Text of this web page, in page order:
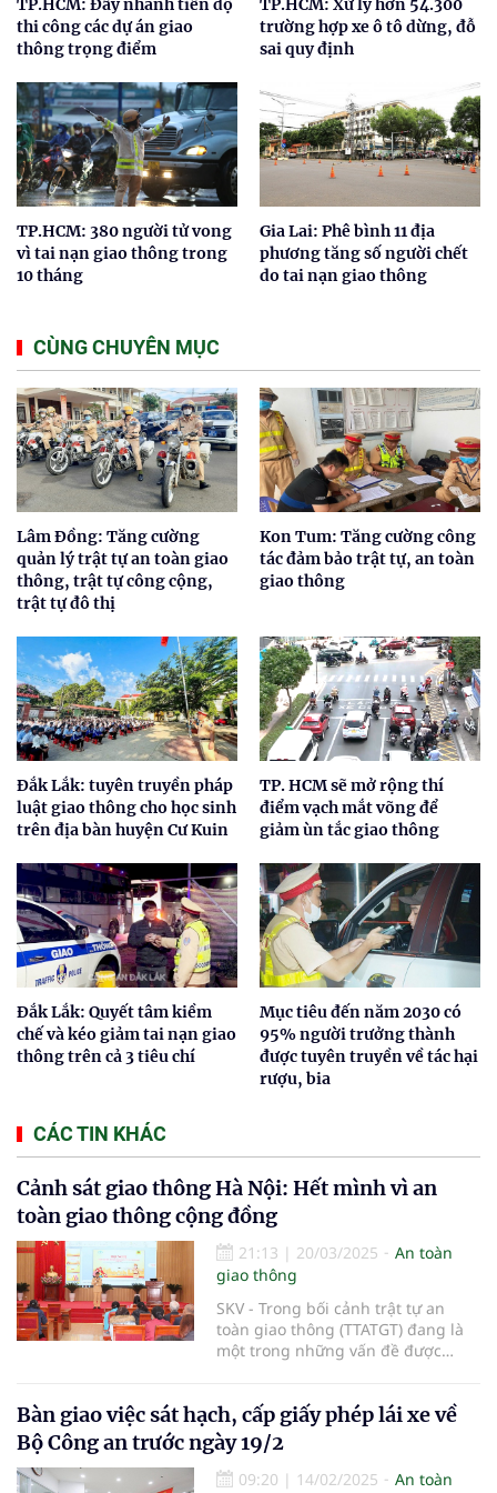
TP.HCM: Đẩy nhanh tiến độ
thi công các dự án giao
thông trọng điểm
TP.HCM: Xử lý hơn 54.300
trường hợp xe ô tô dừng, đỗ
sai quy định
TP.HCM: 380 người tử vong
vì tai nạn giao thông trong
10 tháng
Gia Lai: Phê bình 11 địa
phương tăng số người chết
do tai nạn giao thông
CÙNG CHUYÊN MỤC
Lâm Đồng: Tăng cường
quản lý trật tự an toàn giao
thông, trật tự công cộng,
trật tự đô thị
Kon Tum: Tăng cường công
tác đảm bảo trật tự, an toàn
giao thông
Đắk Lắk: tuyên truyền pháp
luật giao thông cho học sinh
trên địa bàn huyện Cư Kuin
TP. HCM sẽ mở rộng thí
điểm vạch mắt võng để
giảm ùn tắc giao thông
Đắk Lắk: Quyết tâm kiềm
chế và kéo giảm tai nạn giao
thông trên cả 3 tiêu chí
Mục tiêu đến năm 2030 có
95% người trưởng thành
được tuyên truyền về tác hại
rượu, bia
CÁC TIN KHÁC
Cảnh sát giao thông Hà Nội: Hết mình vì an
toàn giao thông cộng đồng
21:13 | 20/03/2025
An toàn
giao thông
SKV - Trong bối cảnh trật tự an
toàn giao thông (TTATGT) đang là
một trong những vấn đề được
không ngừng nỗ lực nhằm nâng
cao nhận thức và ý thức chấp hành
pháp luật của người dân.
Bàn giao việc sát hạch, cấp giấy phép lái xe về
Bộ Công an trước ngày 19/2
09:20 | 14/02/2025
An toàn